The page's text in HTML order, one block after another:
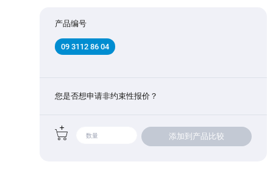
产品编号
09 3112 86 04
您是否想申请非约束性报价？
添加到产品比较